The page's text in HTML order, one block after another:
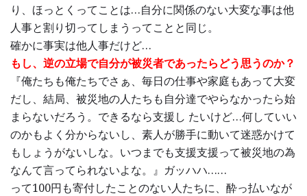
り、ほっとくってことは…自分に関係のない大変な事は他
人事と割り切ってしまうってことと同じ。
確かに事実は他人事だけど…
もし、逆の立場で自分が被災者であったらどう思うのか？
『俺たちも俺たちでさぁ、毎日の仕事や家庭もあって大変
だし、結局、被災地の人たちも自分達でやらなかったら始
まらないだろう。できるなら支援し たいけど…何していい
のかもよく分からないし、素人が勝手に動いて迷惑かけて
もしょうがないしな。いつまでも支援支援って被災地の為
なんて言ってられないよな。』ガッハハ……
って100円も寄付したことのない人たちに、酔っ払いなが